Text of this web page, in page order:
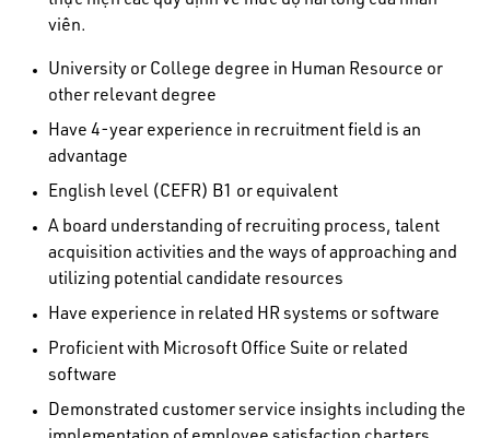
viên.
University or College degree in Human Resource or
other relevant degree
Have 4-year experience in recruitment field is an
advantage
English level (CEFR) B1 or equivalent
A board understanding of recruiting process, talent
acquisition activities and the ways of approaching and
utilizing potential candidate resources
Have experience in related HR systems or software
Proficient with Microsoft Office Suite or related
software
Demonstrated customer service insights including the